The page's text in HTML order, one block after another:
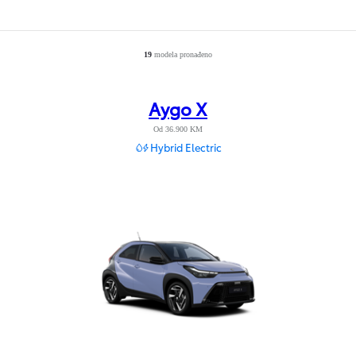
Number of filtered results
19 modela pronađeno
Aygo X
Od 36.900 KM
Hybrid Electric